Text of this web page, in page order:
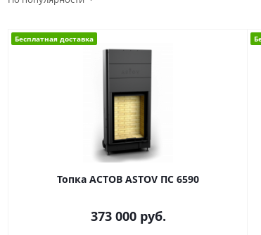
Бесплатная доставка
Топка АСТОВ ASTOV ПС 6590
373 000руб.